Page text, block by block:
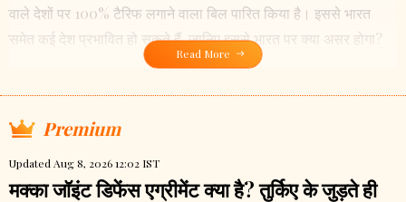
वाले देशों पर 100% टैरिफ लगाने वाला बिल पारित किया है। इससे भारत
समेत कई देश प्रभावित हो सकते हैं, जानिए इससे भारत पर क्या असर होगा?
Read More
Premium
Updated Aug 8, 2026 12:02 IST
मक्का जॉइंट डिफेंस एग्रीमेंट क्या है? तुर्किए के जुड़ते ही